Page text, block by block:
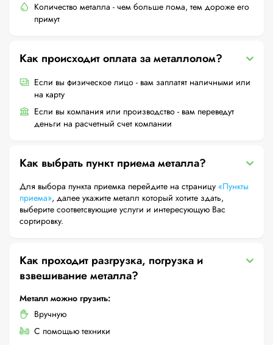
Количество металла - чем больше лома, тем дороже его
примут
Как происходит оплата за металлолом?
Если вы физическое лицо - вам заплатят наличными или
на карту
Если вы компания или производство - вам переведут
деньги на расчетный счет компании
Как выбрать пункт приема металла?
Для выбора пункта приемка перейдите на страницу «Пункты
приема», далее укажите металл который хотите здать,
выберите соответсвующие услуги и интересующую Вас
сортировку.
Как проходит разгрузка, погрузка и
взвешивание металла?
Металл можно грузить:
Вручную
С помощью техники